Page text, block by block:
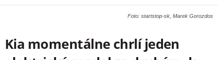
Foto: startstop-sk, Marek Gorozdos
Kia momentálne chrlí jeden